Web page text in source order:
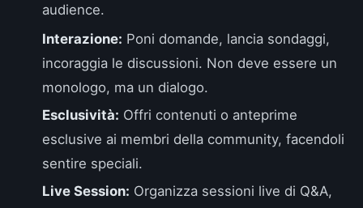
audience.
Interazione: Poni domande, lancia sondaggi,
incoraggia le discussioni. Non deve essere un
monologo, ma un dialogo.
Esclusività: Offri contenuti o anteprime
esclusive ai membri della community, facendoli
sentire speciali.
Live Session: Organizza sessioni live di Q&A,